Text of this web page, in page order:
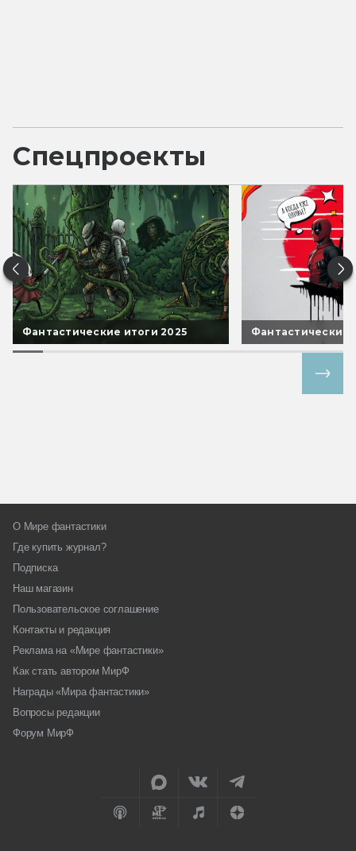
Спецпроекты
Фантастические итоги 2025 Фантастические
О Мире фантастики
Где купить журнал?
Подписка
Наш магазин
Пользовательское соглашение
Контакты и редакция
Реклама на «Мире фантастики»
Как стать автором МирФ
Награды «Мира фантастики»
Вопросы редакции
Форум МирФ